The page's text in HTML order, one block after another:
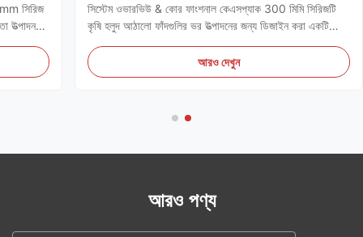
সিরিজ
উত্পাদন
সিস্টেম ওভারভিউ & কোর ফাংশনাল কেএসপ্যাক 300 মিমি সিরিজটি
কৃষি হলুদ আঠালো ফাঁদগুলির ভর উত্পাদনের জন্য ডিজাইন করা একটি
মধ্যে একাধিক যান্ত্রিক প্রক্রিয়া একত্রিত কর...
আরও দেখুন
আরও পণ্য